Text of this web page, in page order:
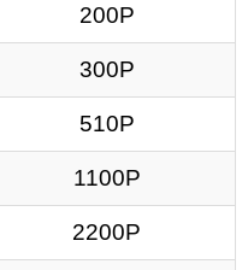
200P
300P
510P
1100P
2200P